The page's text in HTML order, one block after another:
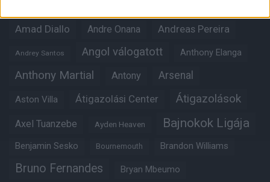
Amad Diallo Andre Onana Andreas Pereira
Andrey Santos Angol válogatott Anthony Elanga
Anthony Martial Antony Arsenal
Aston Villa Átigazolási Center Átigazolások
Axel Tuanzebe Ayden Heaven Bajnokok Ligája
Benjamin Sesko Bournemouth Brandon Williams
Bruno Fernandes Bryan Mbeumo